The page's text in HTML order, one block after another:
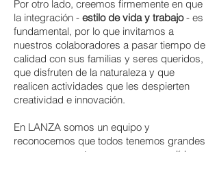
Por otro lado, creemos firmemente en que
la integración - estilo de vida y trabajo- es
fundamental, por lo que invitamos a
nuestros colaboradores a pasar tiempo de
calidad con sus familias y seres queridos,
que disfruten de la naturaleza y que
realicen actividades que les despierten
creatividad e innovación.
En LANZA somos un equipo y
reconocemos que todos tenemos grandes
cosas que aportar, creemos que un líder